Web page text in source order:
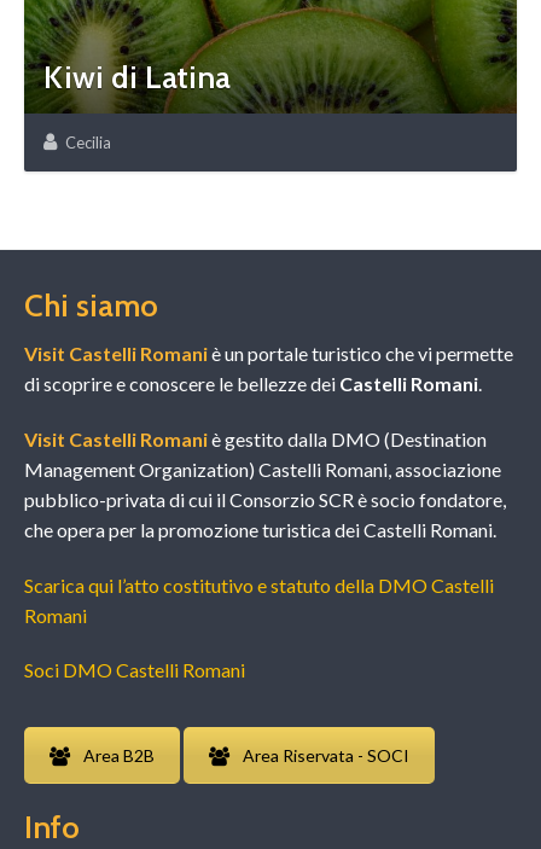
Kiwi di Latina
Cecilia
Chi siamo
Visit Castelli Romaniè un portale turistico che vi permette
di scoprire e conoscere le bellezze dei Castelli Romani.
Visit Castelli Romaniè gestito dalla DMO (Destination
Management Organization) Castelli Romani, associazione
pubblico-privata di cui il Consorzio SCR è socio fondatore,
che opera per la promozione turistica dei Castelli Romani.
Scarica qui l’atto costitutivo e statuto della DMO Castelli
Romani
Soci DMO Castelli Romani
Area B2B Area Riservata - SOCI
Info